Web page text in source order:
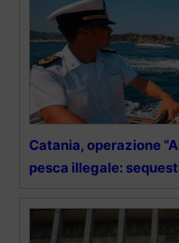
Catania, operazione
pesca illegale: